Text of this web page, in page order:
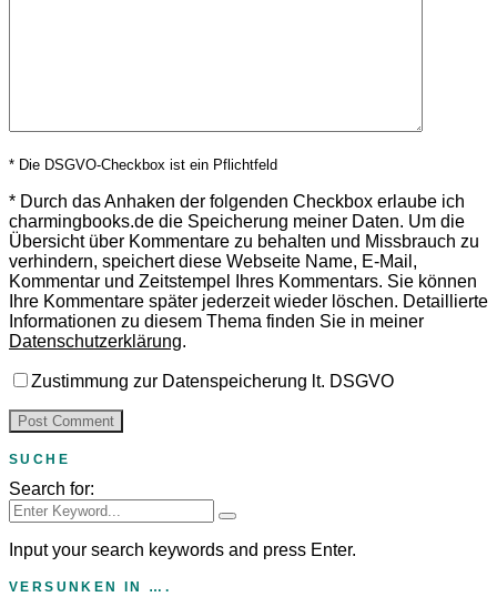
* Die DSGVO-Checkbox ist ein Pflichtfeld
* Durch das Anhaken der folgenden Checkbox erlaube ich
charmingbooks.de die Speicherung meiner Daten. Um die
Übersicht über Kommentare zu behalten und Missbrauch zu
verhindern, speichert diese Webseite Name, E-Mail,
Kommentar und Zeitstempel Ihres Kommentars. Sie können
Ihre Kommentare später jederzeit wieder löschen. Detaillierte
Informationen zu diesem Thema finden Sie in meiner
Datenschutzerklärung.
Zustimmung zur Datenspeicherung lt. DSGVO
SUCHE
Search for:
Input your search keywords and press Enter.
VERSUNKEN IN ….